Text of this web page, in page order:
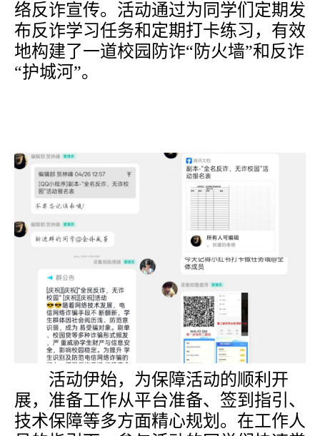
络反诈宣传。活动通过为同学们定期发
布反诈学习任务和定期打卡练习，有效
地构建了一道校园防诈“防火墙”和反诈
“护城河”。
活动伊始，为保障活动的顺利开
展，准备工作从平台准备、签到指引、
技术保障等多方面精心规划。在工作人